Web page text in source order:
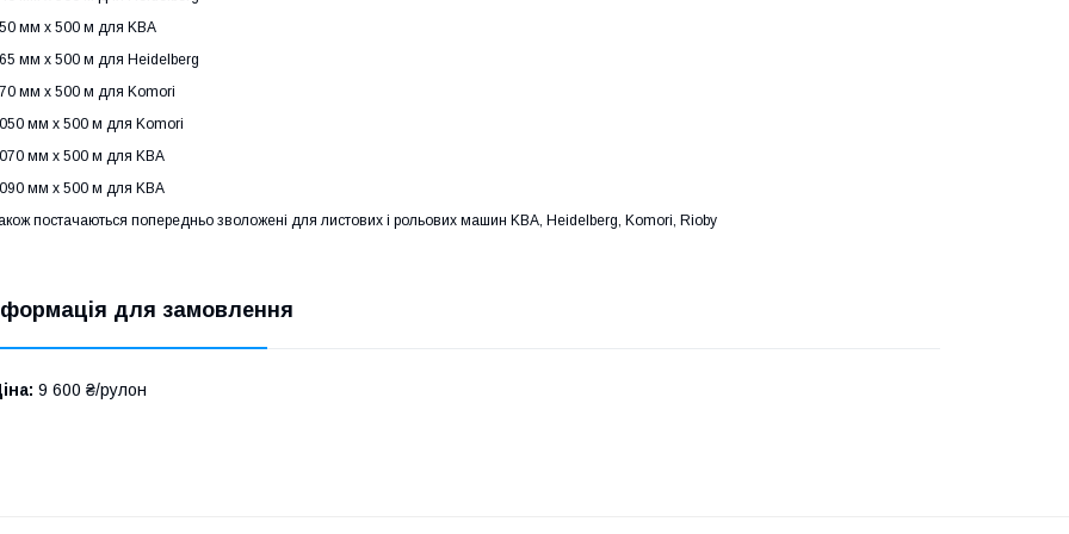
мм х 500 м для KBA
мм х 500 м для Heidelberg
мм х 500 м для Komori
мм х 500 м для Komori
мм х 500 м для KBA
мм х 500 м для KBA
постачаються попередньо зволожені для листових і рольових машин KBA, Heidelberg, Komori, Rioby
для замовлення
9 600 ₴/рулон